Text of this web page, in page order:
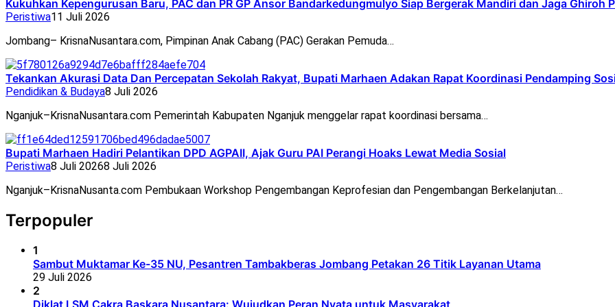
Kukuhkan Kepengurusan Baru, PAC dan PR GP Ansor Bandarkedungmulyo Siap Bergerak Mandiri dan Jaga Ghiroh
Peristiwa11 Juli 2026
Jombang– KrisnaNusantara.com, Pimpinan Anak Cabang (PAC) Gerakan Pemuda…
Tekankan Akurasi Data Dan Percepatan Sekolah Rakyat, Bupati Marhaen Adakan Rapat Koordinasi Pendamping
Pendidikan & Budaya8 Juli 2026
Nganjuk–KrisnaNusantara.com Pemerintah Kabupaten Nganjuk menggelar rapat koordinasi bersama…
Bupati Marhaen Hadiri Pelantikan DPD AGPAII, Ajak Guru PAI Perangi Hoaks Lewat Media Sosial
Peristiwa8 Juli 20268 Juli 2026
Nganjuk–KrisnaNusanta.com Pembukaan Workshop Pengembangan Keprofesian dan Pengembangan Berkelanjutan…
Terpopuler
1
Sambut Muktamar Ke-35 NU, Pesantren Tambakberas Jombang Petakan 26 Titik Layanan Utama
29 Juli 2026
2